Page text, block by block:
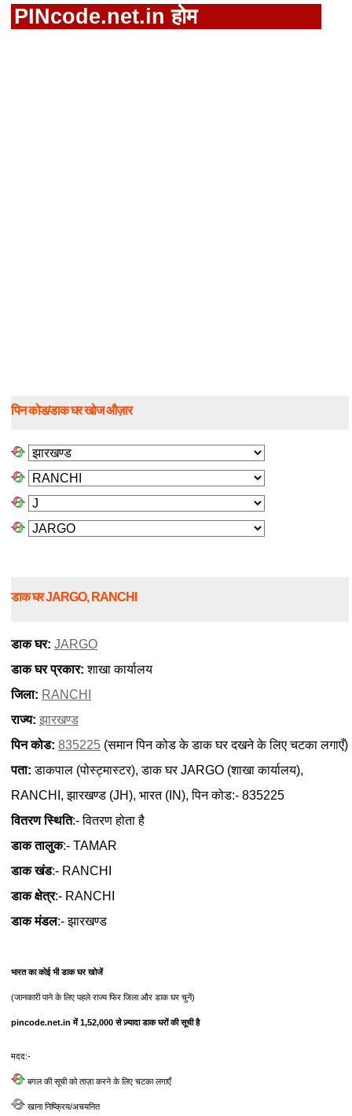
PINcode.net.in होम
पिन कोड/डाक घर खोज औज़ार
डाक घर JARGO, RANCHI
डाक घर: JARGO
डाक घर प्रकार: शाखा कार्यालय
जिला: RANCHI
राज्य: झारखण्ड
पिन कोड: 835225 (समान पिन कोड के डाक घर दखने के लिए चटका लगाएँ)
पता: डाकपाल (पोस्ट्मास्टर), डाक घर JARGO (शाखा कार्यालय),
RANCHI, झारखण्ड (JH), भारत (IN), पिन कोड:- 835225
वितरण स्थिति:- वितरण होता है
डाक तालुक:- TAMAR
डाक खंड:- RANCHI
डाक क्षेत्र:- RANCHI
डाक मंडल:- झारखण्ड
भारत का कोई भी डाक घर खोजें
(जानकारी पाने के लिए पहले राज्य फिर जिला और डाक घर चुनें)
pincode.net.in में 1,52,000 से ज़्यादा डाक घरों की सूची है
मदद:-
बगल की सूची को ताज़ा करने के लिए चटका लगाएँ
खाना निष्क्रिय/अचयनित